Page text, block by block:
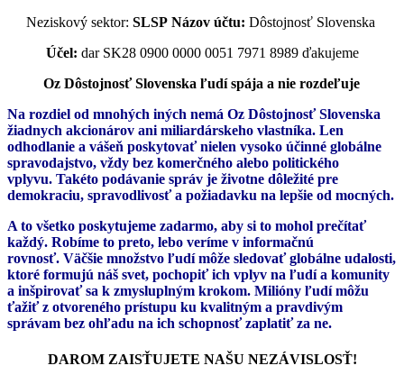
Neziskový sektor: SLSP Názov účtu: Dôstojnosť Slovenska
Účel: dar SK28 0900 0000 0051 7971 8989 ďakujeme
Oz Dôstojnosť Slovenska ľudí spája a nie rozdeľuje
Na rozdiel od mnohých iných nemá Oz Dôstojnosť Slovenska
žiadnych akcionárov ani miliardárskeho vlastníka. Len
odhodlanie a vášeň poskytovať nielen vysoko účinné globálne
spravodajstvo, vždy bez komerčného alebo politického
vplyvu. Takéto podávanie správ je životne dôležité pre
demokraciu, spravodlivosť a požiadavku na lepšie od mocných.
A to všetko poskytujeme zadarmo, aby si to mohol prečítať
každý. Robíme to preto, lebo veríme v informačnú
rovnosť. Väčšie množstvo ľudí môže sledovať globálne udalosti,
ktoré formujú náš svet, pochopiť ich vplyv na ľudí a komunity
a inšpirovať sa k zmysluplným krokom. Milióny ľudí môžu
ťažiť z otvoreného prístupu ku kvalitným a pravdivým
správam bez ohľadu na ich schopnosť zaplatiť za ne.
DAROM ZAISŤUJETE NAŠU NEZÁVISLOSŤ!